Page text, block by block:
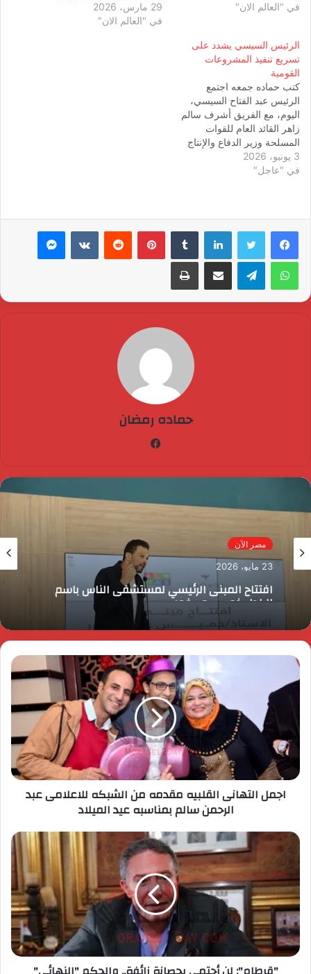
في "العالم الان"
29 مارس، 2026
في "العالم الان"
الرئيس السيسي يشدد على
تسريع تنفيذ المشروعات
القومية
كتب حماده جمعه اجتمع
الرئيس عبد الفتاح السيسي،
اليوم، مع الفريق أشرف سالم
زاهر القائد العام للقوات
المسلحة وزير الدفاع والإنتاج
الحربي، واللواء أمير سيد أحمد
مستشار رئيس الجمهورية
الجمهورية أن الاجتماع تناول
عددًا…
3 يونيو، 2026
في "عاجل"
لينكدإن بينتيريست ماسنجر
واتساب تيلقرام مشاركة عبر البريد طباعة
حماده رمضان
مصر الآن
23 مايو، 2026
افتتاح المبنى الرئيسي لمستشفى الناس باسم
الراحل خميس عصفور
اجمل التهانى القلبيه مقدمه من الشبكه للاعلامى عبد
الرحمن سالم بمناسبه عيد الميلاد